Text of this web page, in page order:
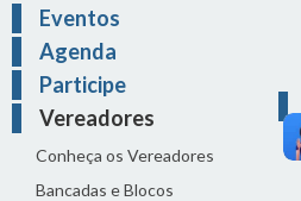
Eventos
Agenda
Participe
Vereadores
Conheça os Vereadores
Bancadas e Blocos